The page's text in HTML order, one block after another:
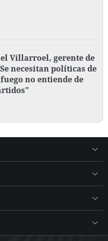
Villarroel, gerente de
necesitan políticas de
no entiende de